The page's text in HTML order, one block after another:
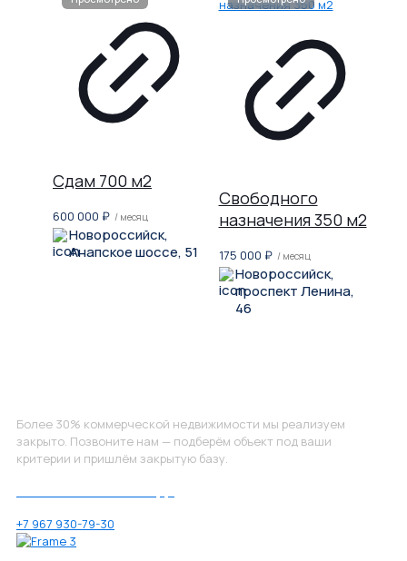
Сдам 700 м2
600 000 ₽ / месяц
Новороссийск,
Анапское шоссе, 51
Свободного
назначения 350 м2
175 000 ₽ / месяц
Новороссийск,
проспект Ленина,
46
Более 30% коммерческой недвижимости мы реализуем
закрыто. Позвоните нам — подберём объект под ваши
критерии и пришлём закрытую базу.
+7 967 930-79-30